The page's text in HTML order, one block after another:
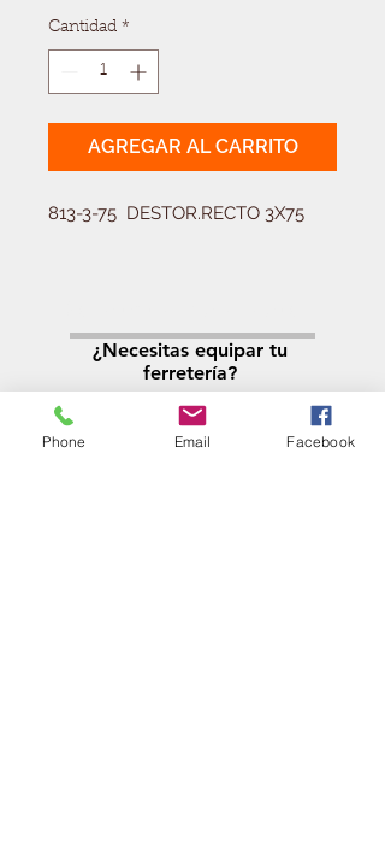
Cantidad *
AGREGAR AL CARRITO
813-3-75  DESTOR.RECTO 3X75
Llamá al:
011-4768-9855
info@angelmbeber.com.ar
¿Necesitas equipar tu
ferretería?
Phone Email Facebook